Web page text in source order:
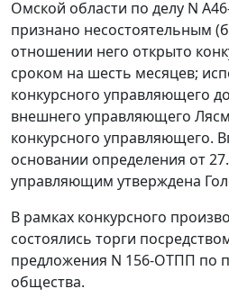
Омской области по делу N
признано несостоятельным
отношении него открыто
сроком на шесть месяцев;
конкурсного управляющего
внешнего управляющего
конкурсного управляющего.
основании определения от
управляющим утверждена
В рамках конкурсного
состоялись торги
предложения N 156-ОТПП по
общества.